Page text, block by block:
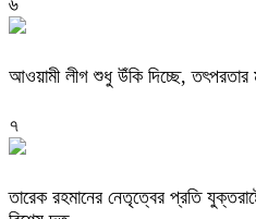
আওয়ামী লীগ শুধু উঁকি দিচ্ছে, তৎপরতার
৭
তারেক রহমানের নেতৃত্বের প্রতি